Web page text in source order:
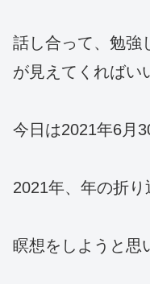
話し合って、勉強
が見えてくればい
今日は2021年6月
2021年、年の折り
瞑想をしようと思